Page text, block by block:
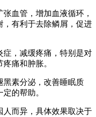
血管，增加血液循环，
，有利于去除鳞屑，促进
症，减缓疼痛，特别是对
痛和肿胀。
黑素分泌，改善睡眠质
的帮助。
人而异，具体效果取决于